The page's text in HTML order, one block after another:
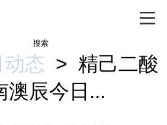
搜索
态 > 精己二酸
澳辰今日...